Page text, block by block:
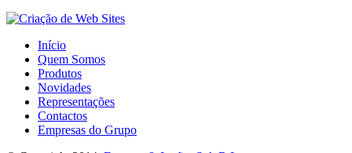
Início
Quem Somos
Produtos
Novidades
Representações
Contactos
Empresas do Grupo